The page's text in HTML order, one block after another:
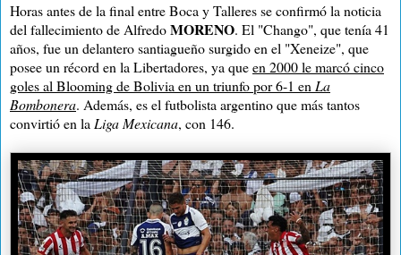
Horas antes de la final entre Boca y Talleres se confirmó la noticia
del fallecimiento de AlfredoMORENO. El "Chango", que tenía 41
años, fue un delantero santiagueño surgido en el "Xeneize", que
posee un récord en la Libertadores, ya queen 2000 le marcó cinco
goles al Blooming de Bolivia en un triunfo por 6-1 enLa
Bombonera. Además, es el futbolista argentino que más tantos
convirtió en laLiga Mexicana, con 146.